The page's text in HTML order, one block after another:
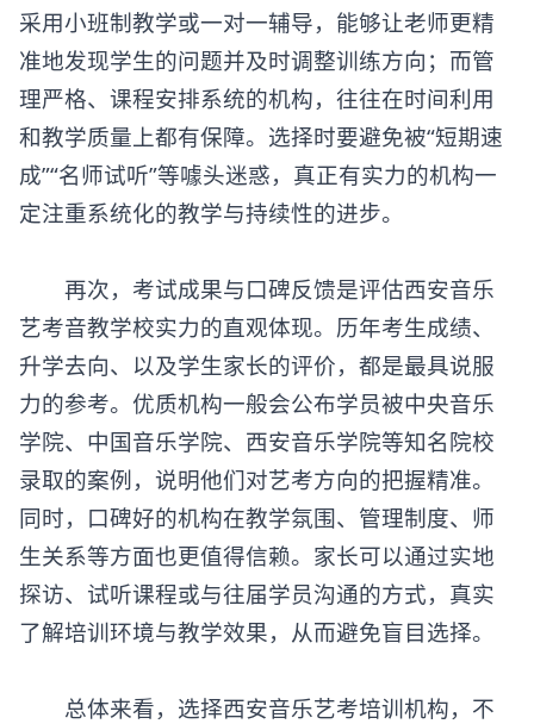
采用小班制教学或一对一辅导，能够让老师更精
准地发现学生的问题并及时调整训练方向；而管
理严格、课程安排系统的机构，往往在时间利用
和教学质量上都有保障。选择时要避免被“短期速
成”“名师试听”等噱头迷惑，真正有实力的机构一
定注重系统化的教学与持续性的进步。
再次，考试成果与口碑反馈是评估西安音乐
艺考音教学校实力的直观体现。历年考生成绩、
升学去向、以及学生家长的评价，都是最具说服
力的参考。优质机构一般会公布学员被中央音乐
学院、中国音乐学院、西安音乐学院等知名院校
录取的案例，说明他们对艺考方向的把握精准。
同时，口碑好的机构在教学氛围、管理制度、师
生关系等方面也更值得信赖。家长可以通过实地
探访、试听课程或与往届学员沟通的方式，真实
了解培训环境与教学效果，从而避免盲目选择。
总体来看，选择西安音乐艺考培训机构，不